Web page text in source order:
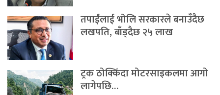
तपाईंलाई भोलि सरकारले बनाउँदैछ
लखपति, बाँड्दैछ २५ लाख
ट्रक ठोक्किँदा मोटरसाइकलमा आगो
लागेपछि…